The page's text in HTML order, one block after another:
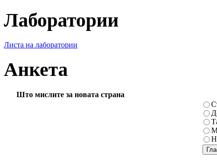
Лаборатории
Листа на лаборатории
Анкета
Што мислите за новата страна